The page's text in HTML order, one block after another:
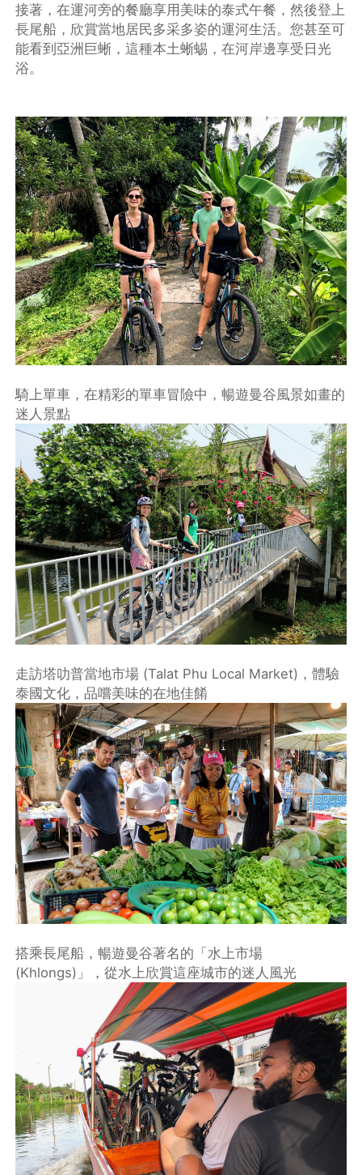
接著，在運河旁的餐廳享用美味的泰式午餐，然後登上
長尾船，欣賞當地居民多采多姿的運河生活。您甚至可
能看到亞洲巨蜥，這種本土蜥蜴，在河岸邊享受日光
浴。
騎上單車，在精彩的單車冒險中，暢遊曼谷風景如畫的
迷人景點
走訪塔叻普當地市場 (Talat Phu Local Market)，體驗
泰國文化，品嚐美味的在地佳餚
搭乘長尾船，暢遊曼谷著名的「水上市場
(Khlongs)」，從水上欣賞這座城市的迷人風光
不再提醒 下載APP